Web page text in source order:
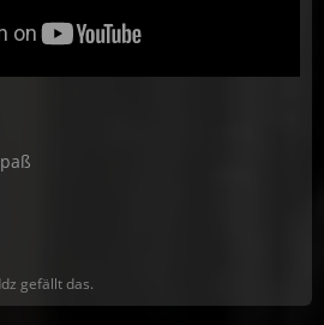
gefällt das.